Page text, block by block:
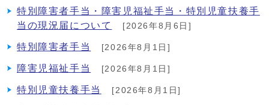
特別障害者手当・障害児福祉手当・特別児童扶養手
当の現況届について
[2026年8月6日]
特別障害者手当 [2026年8月1日]
障害児福祉手当 [2026年8月1日]
特別児童扶養手当 [2026年8月1日]